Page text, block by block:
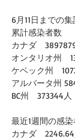
6月11日までの
累計感染者数
カナダ　
オンタリオ州　
ケベック州　
アルバータ州
BC州　373344人
最近1週間の感
カナダ　